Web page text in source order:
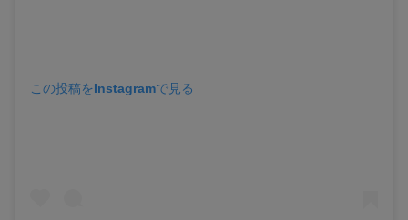
この投稿をInstagramで見る